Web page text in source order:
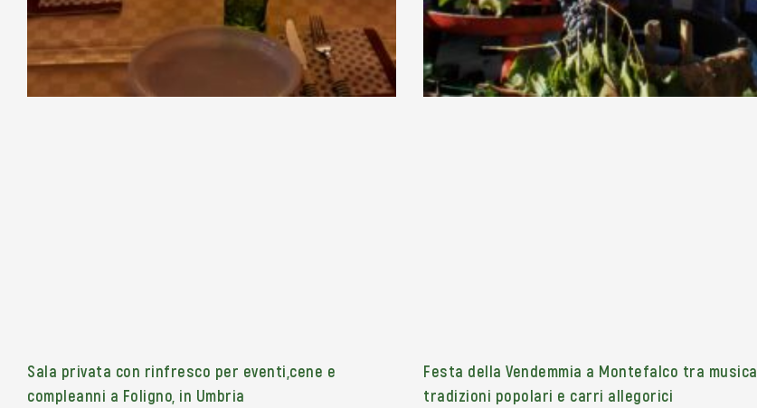
Sala privata con rinfresco per eventi,cene e
compleanni a Foligno, in Umbria
Festa della Vendemmia a Montefalco tra musica,
tradizioni popolari e carri allegorici